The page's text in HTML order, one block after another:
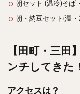
朝セット (温冷)そば
朝・納豆セット(温
【田町・三田
ンチしてきた！
アクセスは？